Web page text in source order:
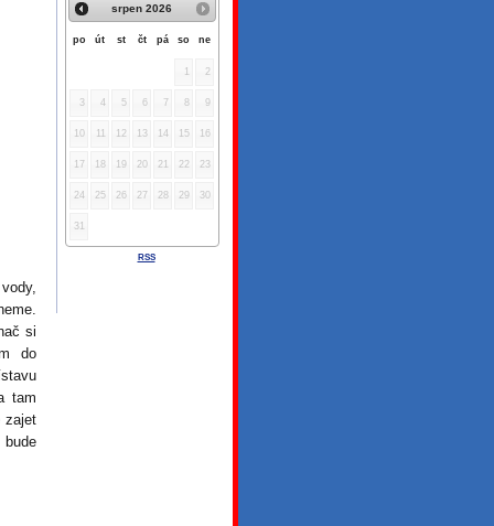
srpen 2026
po út st čt pá so ne
1 2
3 4 5 6 7 8 9
10 11 12 13 14 15 16
17 18 19 20 21 22 23
24 25 26 27 28 29 30
31
RSS
si
do
tam
zajet